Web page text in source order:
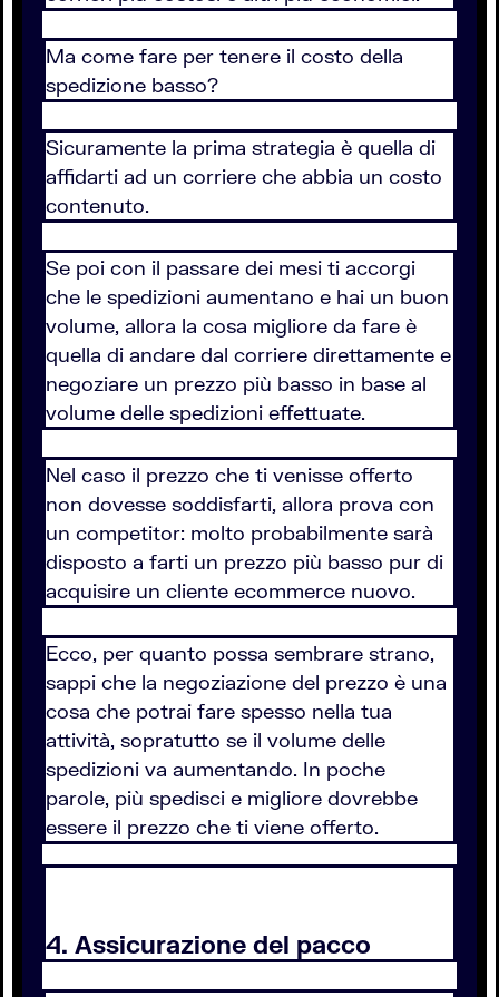
Ma come fare per tenere il costo della
spedizione basso?
Sicuramente la prima strategia è quella di
affidarti ad un corriere che abbia un costo
contenuto.
Se poi con il passare dei mesi ti accorgi
che le spedizioni aumentano e hai un buon
volume, allora la cosa migliore da fare è
quella di andare dal corriere direttamente e
negoziare un prezzo più basso in base al
volume delle spedizioni effettuate.
Nel caso il prezzo che ti venisse offerto
non dovesse soddisfarti, allora prova con
un competitor: molto probabilmente sarà
disposto a farti un prezzo più basso pur di
acquisire un cliente ecommerce nuovo.
Ecco, per quanto possa sembrare strano,
sappi che la negoziazione del prezzo è una
cosa che potrai fare spesso nella tua
attività, sopratutto se il volume delle
spedizioni va aumentando. In poche
parole, più spedisci e migliore dovrebbe
essere il prezzo che ti viene offerto.
4. Assicurazione del pacco